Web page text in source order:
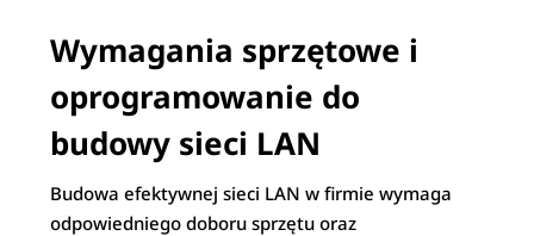
Wymagania sprzętowe i
oprogramowanie do
budowy sieci LAN
Budowa efektywnej sieci LAN w firmie wymaga
odpowiedniego doboru sprzętu oraz